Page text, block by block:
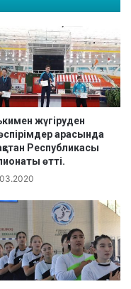
жүгіруден
арасында
Республикасы
өтті.